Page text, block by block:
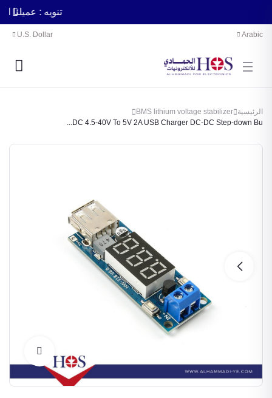
تنويه :
Arabic
U.S. Dollar
الرئيسية BMS lithium voltage stabilizer
DC 4.5-40V To 5V 2A USB Charger DC-DC Step-down Bu...